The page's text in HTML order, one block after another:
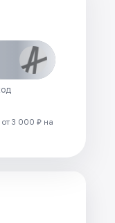
от 3 000 ₽ на